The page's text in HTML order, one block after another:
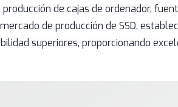
de cajas de ordenador,
de producción de SSD,
superiores, proporcionando